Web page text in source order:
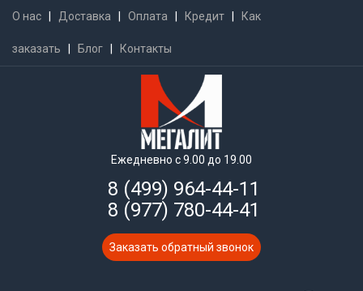
О нас Доставка Оплата Кредит Как
заказать Блог Контакты
Ежедневно с 9.00 до 19.00
8 (499) 964-44-11
8 (977) 780-44-41
Заказать обратный звонок